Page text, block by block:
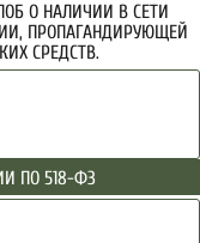
О НАЛИЧИИ В СЕТИ
ПРОПАГАНДИРУЮЩЕЙ
СРЕДСТВ.
ПО 518-ФЗ